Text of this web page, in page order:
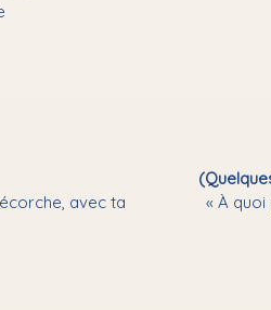
avec ta
« À